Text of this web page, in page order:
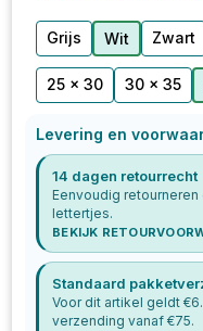
Grijs Wit Zwart
25 x 30 30 x 35
Levering en
14 dagen retourrecht
Eenvoudig
lettertjes.
BEKIJK
Standaard
Voor dit artikel geldt €
verzending vanaf €75.